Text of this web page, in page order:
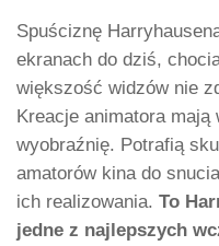
Spuściznę
ekranach do dziś,
większość widzów nie
Kreacje animatora mają
wyobraźnię. Potrafią
amatorów kina do
ich realizowania. To
jedne z najlepszych